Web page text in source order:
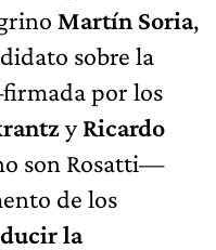
Martín Soria,
sobre la
por los
yRicardo
son Rosatti—
de los
la